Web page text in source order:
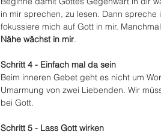
in mir sprechen, zu lesen. Dann spreche
fokussiere mich auf Gott in mir.
Nähe wächst in mir.
Schritt 4 - Einfach mal da sein
Beim inneren Gebet geht es nicht um
Umarmung von zwei Liebenden. Wir
bei Gott.
Schritt 5 - Lass Gott wirken